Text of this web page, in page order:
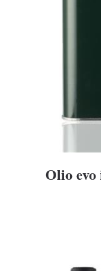
Olio